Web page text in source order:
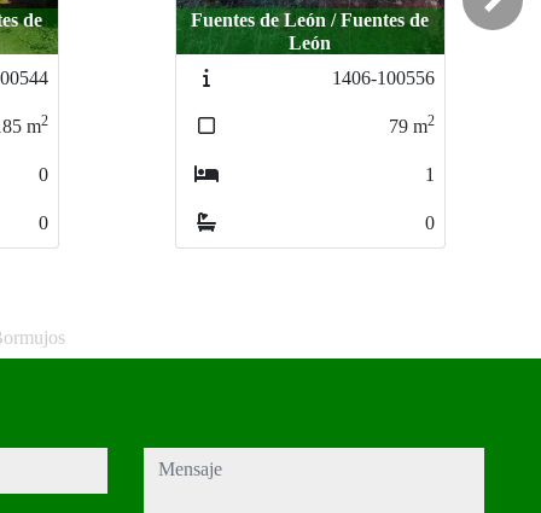
de
m2
1
0
de
79m2
1
0
Fuentes de León / Fuentes de
León
1025-11087
15m2
0
0
Next
mensaje